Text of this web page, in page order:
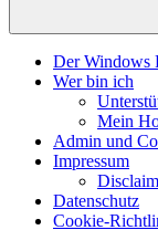
Der Windows
Wer bin ich
Mein
Admin und
Impressum
Datenschutz
Cookie-